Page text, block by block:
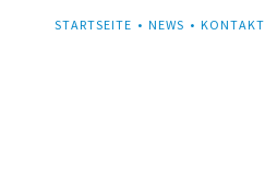
NAVIGATION
STARTSEITE NEWS KONTAKT